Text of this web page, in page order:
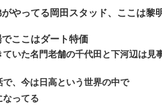
やってる岡田スタッド、ここは黎
ここはダート特価
いた名門老舗の千代田と下河辺は見
、今は日高という世界の中で
なってる